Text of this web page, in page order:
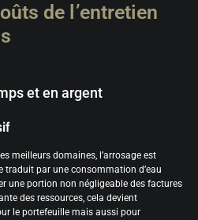
de l’entretien
et en argent
meilleurs domaines, l’arrosage est
traduit par une consommation d’eau
une portion non négligeable des factures
des ressources, cela devient
le portefeuille mais aussi pour